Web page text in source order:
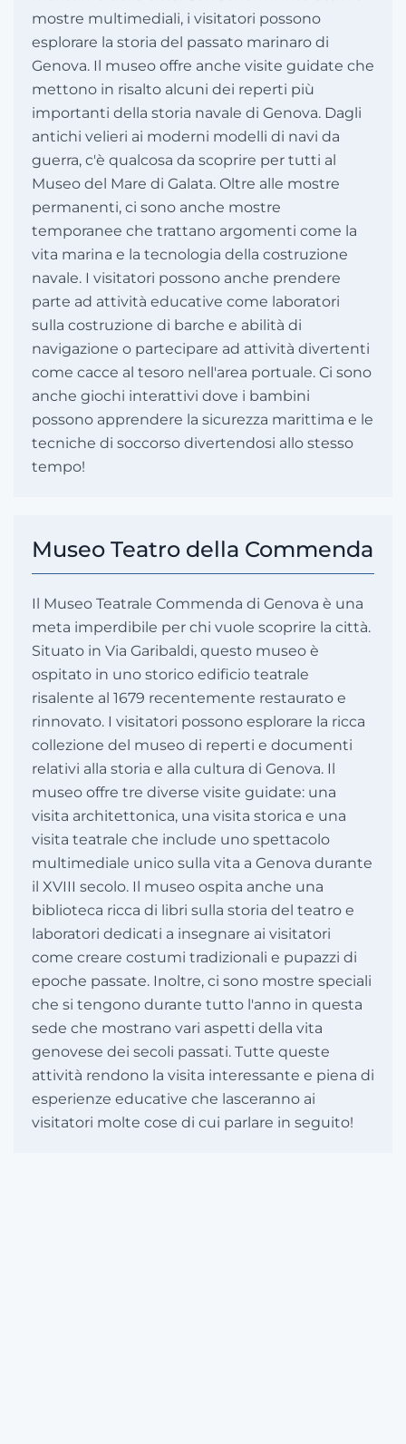
mostre multimediali, i visitatori possono
esplorare la storia del passato marinaro di
Genova. Il museo offre anche visite guidate che
mettono in risalto alcuni dei reperti più
importanti della storia navale di Genova. Dagli
antichi velieri ai moderni modelli di navi da
guerra, c'è qualcosa da scoprire per tutti al
Museo del Mare di Galata. Oltre alle mostre
permanenti, ci sono anche mostre
temporanee che trattano argomenti come la
vita marina e la tecnologia della costruzione
navale. I visitatori possono anche prendere
parte ad attività educative come laboratori
sulla costruzione di barche e abilità di
navigazione o partecipare ad attività divertenti
come cacce al tesoro nell'area portuale. Ci sono
anche giochi interattivi dove i bambini
possono apprendere la sicurezza marittima e le
tecniche di soccorso divertendosi allo stesso
tempo!
Museo Teatro della Commenda
Il Museo Teatrale Commenda di Genova è una
meta imperdibile per chi vuole scoprire la città.
Situato in Via Garibaldi, questo museo è
ospitato in uno storico edificio teatrale
risalente al 1679 recentemente restaurato e
rinnovato. I visitatori possono esplorare la ricca
collezione del museo di reperti e documenti
relativi alla storia e alla cultura di Genova. Il
museo offre tre diverse visite guidate: una
visita architettonica, una visita storica e una
visita teatrale che include uno spettacolo
multimediale unico sulla vita a Genova durante
il XVIII secolo. Il museo ospita anche una
biblioteca ricca di libri sulla storia del teatro e
laboratori dedicati a insegnare ai visitatori
come creare costumi tradizionali e pupazzi di
epoche passate. Inoltre, ci sono mostre speciali
che si tengono durante tutto l'anno in questa
sede che mostrano vari aspetti della vita
genovese dei secoli passati. Tutte queste
attività rendono la visita interessante e piena di
esperienze educative che lasceranno ai
visitatori molte cose di cui parlare in seguito!